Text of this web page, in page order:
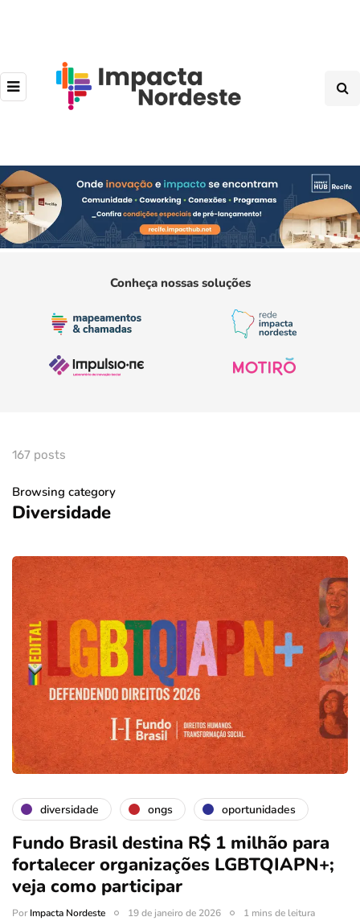
Conheça nossas soluções
167 posts
Browsing category
Diversidade
diversidade ongs oportunidades
Fundo Brasil destina R$ 1 milhão para
fortalecer organizações LGBTQIAPN+;
veja como participar
PorImpacta Nordeste 19 de janeiro de 2026 1 mins de leitura